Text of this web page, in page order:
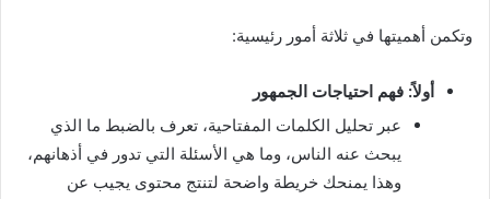
وتكمن أهميتها في ثلاثة أمور رئيسية:
أولاً: فهم احتياجات الجمهور
عبر تحليل الكلمات المفتاحية، تعرف بالضبط ما الذي
يبحث عنه الناس، وما هي الأسئلة التي تدور في أذهانهم،
وهذا يمنحك خريطة واضحة لتنتج محتوى يجيب عن